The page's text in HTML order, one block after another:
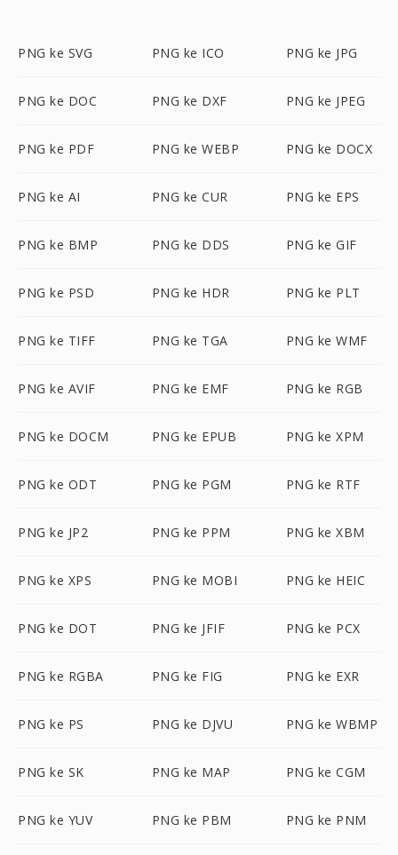
PNG ke SVG PNG ke ICO PNG ke JPG
PNG ke DOC PNG ke DXF PNG ke JPEG
PNG ke PDF PNG ke WEBP PNG ke DOCX
PNG ke AI PNG ke CUR PNG ke EPS
PNG ke BMP PNG ke DDS PNG ke GIF
PNG ke PSD PNG ke HDR PNG ke PLT
PNG ke TIFF PNG ke TGA PNG ke WMF
PNG ke AVIF PNG ke EMF PNG ke RGB
PNG ke DOCM PNG ke EPUB PNG ke XPM
PNG ke ODT PNG ke PGM PNG ke RTF
PNG ke JP2 PNG ke PPM PNG ke XBM
PNG ke XPS PNG ke MOBI PNG ke HEIC
PNG ke DOT PNG ke JFIF PNG ke PCX
PNG ke RGBA PNG ke FIG PNG ke EXR
PNG ke PS PNG ke DJVU PNG ke WBMP
PNG ke SK PNG ke MAP PNG ke CGM
PNG ke YUV PNG ke PBM PNG ke PNM